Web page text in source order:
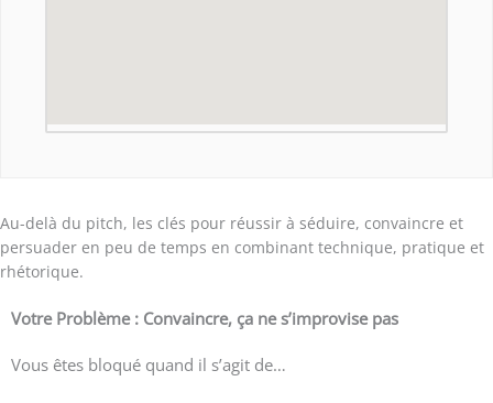
Au-delà du pitch, les clés pour réussir à séduire, convaincre et
persuader en peu de temps en combinant technique, pratique et
rhétorique.
Votre Problème : Convaincre, ça ne s’improvise pas
Vous êtes bloqué quand il s’agit de…